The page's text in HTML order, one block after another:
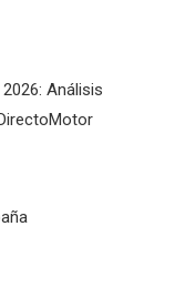
Análisis